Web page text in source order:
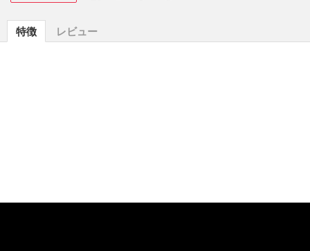
特徴 レビュー